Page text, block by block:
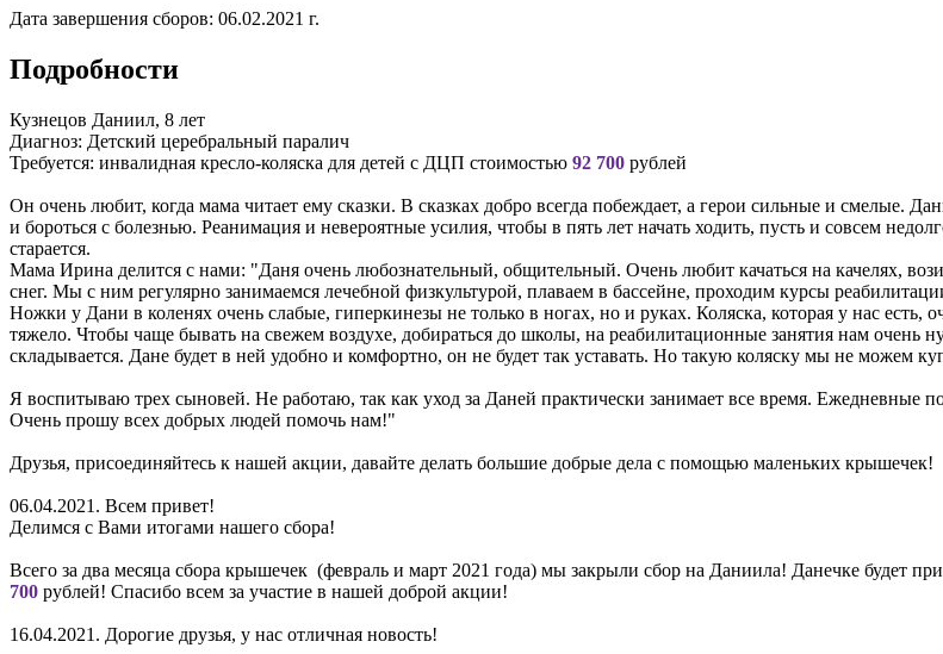
Дата завершения сборов: 06.02.2021 г.
Подробности
Кузнецов Даниил, 8 лет
Диагноз: Детский церебральный паралич
Требуется: инвалидная кресло-коляска для детей с ДЦП стоимостью 92 700 рублей
Он очень любит, когда мама читает ему сказки. В сказках добро всегда побеждает, а герои сильные и смелые.
и бороться с болезнью. Реанимация и невероятные усилия, чтобы в пять лет начать ходить, пусть и совсем
старается.
Мама Ирина делится с нами: "Даня очень любознательный, общительный. Очень любит качаться на качелях,
снег. Мы с ним регулярно занимаемся лечебной физкультурой, плаваем в бассейне, проходим курсы
Ножки у Дани в коленях очень слабые, гиперкинезы не только в ногах, но и руках. Коляска, которая у нас есть,
тяжело. Чтобы чаще бывать на свежем воздухе, добираться до школы, на реабилитационные занятия нам очень
складывается. Дане будет в ней удобно и комфортно, он не будет так уставать. Но такую коляску мы не можем
Я воспитываю трех сыновей. Не работаю, так как уход за Даней практически занимает все время. Ежедневные
Очень прошу всех добрых людей помочь нам!"
Друзья, присоединяйтесь к нашей акции, давайте делать большие добрые дела с помощью маленьких крышечек!
06.04.2021. Всем привет!
Делимся с Вами итогами нашего сбора!
Всего за два месяца сбора крышечек (февраль и март 2021 года) мы закрыли сбор на Даниила! Данечке будет
700 рублей! Спасибо всем за участие в нашей доброй акции!
16.04.2021. Дорогие друзья, у нас отличная новость!